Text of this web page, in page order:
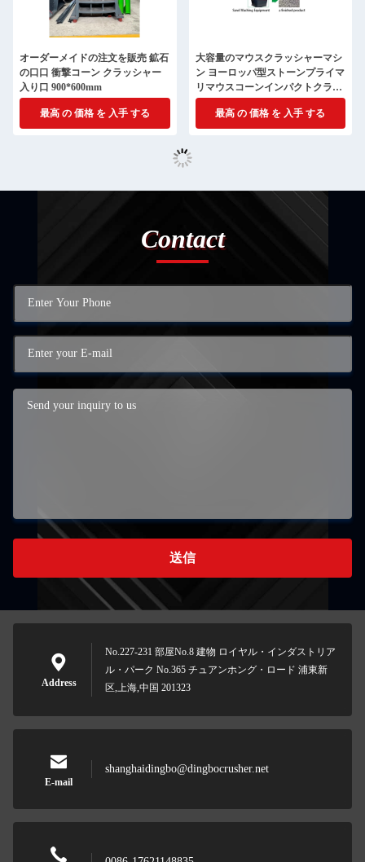
オーダーメイドの注文を販売 鉱石
の口口 衝撃コーン クラッシャー
入り口 900*600mm
最高 の 価格 を 入手 する
大容量のマウスクラッシャーマシ
ン ヨーロッパ型ストーンプライマ
リマウスコーンインパクトクラッ
シャー
最高 の 価格 を 入手 する
Contact
送信
Address
No.227-231 部屋No.8 建物 ロイヤル・インダストリア
ル・パーク No.365 チュアンホング・ロード 浦東新
区,上海,中国 201323
E-mail
shanghaidingbo@dingbocrusher.net